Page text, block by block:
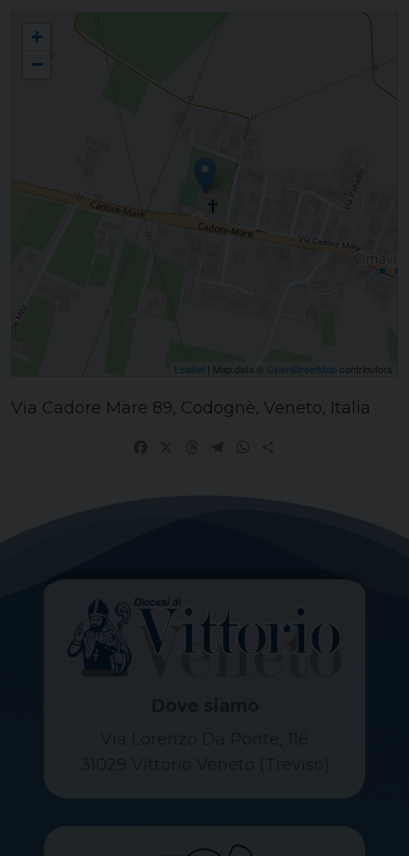
CIMAVILLA Beata Vergine della Mercede
+
−
Leaflet | Map data © OpenStreetMap contributors
Via Cadore Mare 89, Codognè, Veneto, Italia